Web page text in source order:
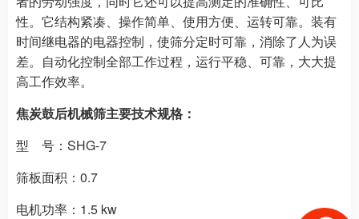
性。它结构紧凑、操作简单、使用方便、运转可靠。装有
时间继电器的电器控制，使筛分定时可靠，消除了人为误
差。自动化控制全部工作过程，运行平稳、可靠，大大提
高工作效率。
焦炭鼓后机械筛主要技术规格：
型 号：SHG-7
筛板面积：0.7
电机功率：1.5 kw